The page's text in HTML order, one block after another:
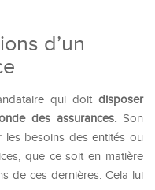
d’un
qui doit disposer
des assurances. Son
les besoins des entités ou
que ce soit en matière
de ces dernières. Cela lui